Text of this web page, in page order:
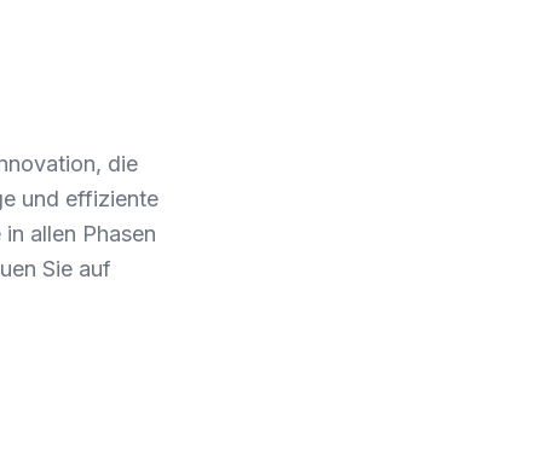
die
und effiziente
allen Phasen
Sie auf